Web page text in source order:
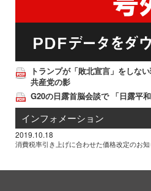
トランプが「敗北宣言」をしな
共産党の影
G20の日露首脳会談で 「日露平
インフォメーション
2019.10.18
消費税率引き上げに合わせた価格改定のお